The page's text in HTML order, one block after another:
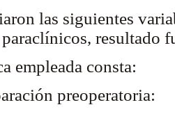
las siguientes
resultado
empleada consta:
preoperatoria: